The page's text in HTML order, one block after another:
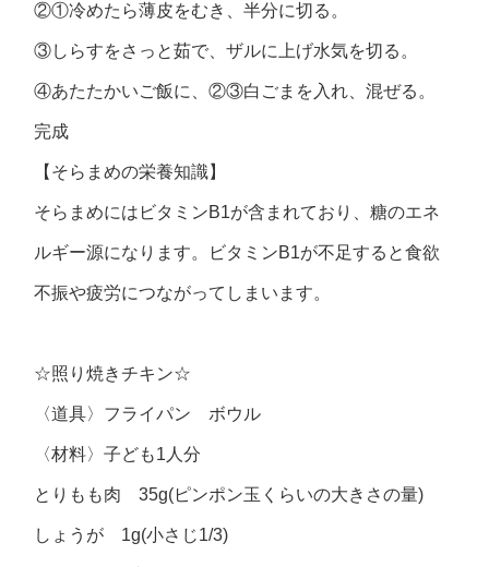
②①冷めたら薄皮をむき、半分に切る。
③しらすをさっと茹で、ザルに上げ水気を切る。
④あたたかいご飯に、②③白ごまを入れ、混ぜる。
完成
【そらまめの栄養知識】
そらまめにはビタミンB1が含まれており、糖のエネ
ルギー源になります。ビタミンB1が不足すると食欲
不振や疲労につながってしまいます。
☆照り焼きチキン☆
〈道具〉フライパン ボウル
〈材料〉子ども1人分
とりもも肉 35g(ピンポン玉くらいの大きさの量)
しょうが 1g(小さじ1/3)